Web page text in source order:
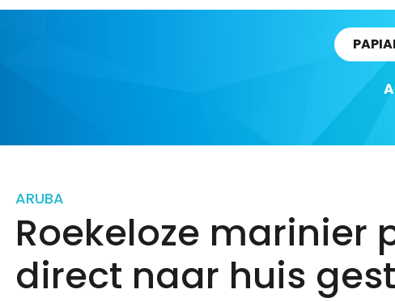
ARUBA
Roekeloze marinier
direct naar huis